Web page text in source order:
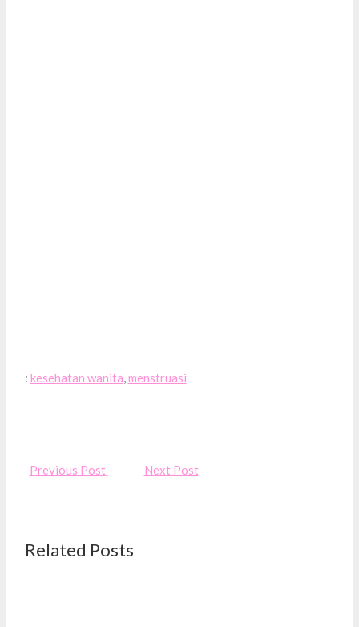
: kesehatan wanita menstruasi
Previous Post Next Post
Related Posts